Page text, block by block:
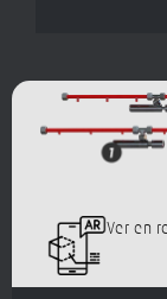
Ver en
detexline